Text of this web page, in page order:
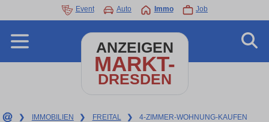
Event Auto Immo Job
ANZEIGEN
MARKT-
DRESDEN
❯ IMMOBILIEN ❯ FREITAL ❯ 4-ZIMMER-WOHNUNG-KAUFEN